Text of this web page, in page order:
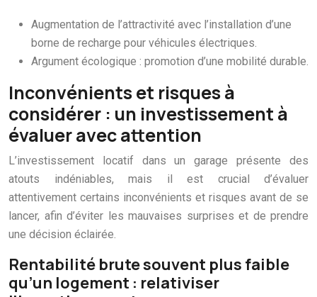
Augmentation de l’attractivité avec l’installation d’une
borne de recharge pour véhicules électriques.
Argument écologique : promotion d’une mobilité durable.
Inconvénients et risques à
considérer : un investissement à
évaluer avec attention
L’investissement locatif dans un garage présente des
atouts indéniables, mais il est crucial d’évaluer
attentivement certains inconvénients et risques avant de se
lancer, afin d’éviter les mauvaises surprises et de prendre
une décision éclairée.
Rentabilité brute souvent plus faible
qu’un logement : relativiser